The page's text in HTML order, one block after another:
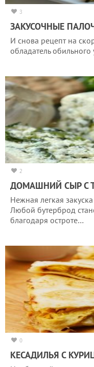
3
ЗАКУСОЧНЫЕ
И снова рецепт на
обладатель
2
ДОМАШНИЙ СЫР С
Нежная легкая
Любой бутерброд
благодаря остроте…
0
КЕСАДИЛЬЯ С